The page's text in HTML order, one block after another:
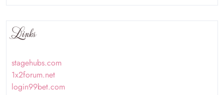
Links
stagehubs.com
1x2forum.net
login99bet.com